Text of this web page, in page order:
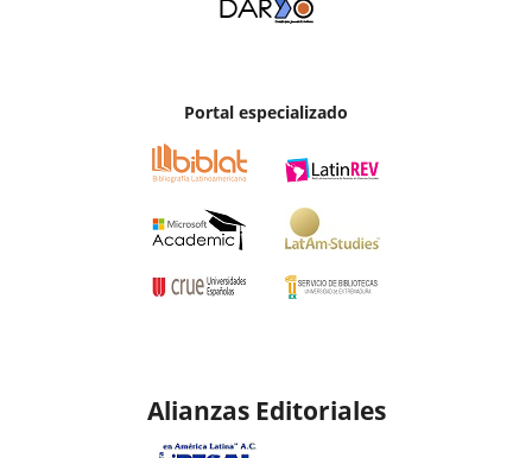
Portal especializado
Alianzas Editoriales